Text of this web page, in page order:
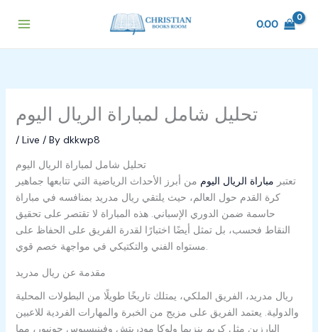
0.00
تحليل شامل لمباراة الريال اليوم
/ Live / By dkkwp8
تحليل شامل لمباراة الريال اليوم
تعتبر مباراة الريال اليوم من أبرز الأحداث الرياضية التي تتابعها جماهير
كرة القدم حول العالم، حيث يلتقي ريال مدريد بمنافسه في مباراة
حاسمة ضمن الدوري الإسباني. هذه المباراة لا تقتصر على تحقيق
النقاط فحسب، بل تمثل أيضًا اختبارًا لقدرة الفريق على الحفاظ على
مستواه الفني والتكتيكي في مواجهة خصم قوي.
مقدمة عن ريال مدريد
ريال مدريد، الفريق الملكي، يمتلك تاريخًا طويلًا من البطولات المحلية
والدولية. يعتمد الفريق على مزيج من الخبرة والمهارات الفردية للاعبين
البارزين مثل كريم بنزيما ولوكا مودريتش وفينيسيوس جونيور، مما